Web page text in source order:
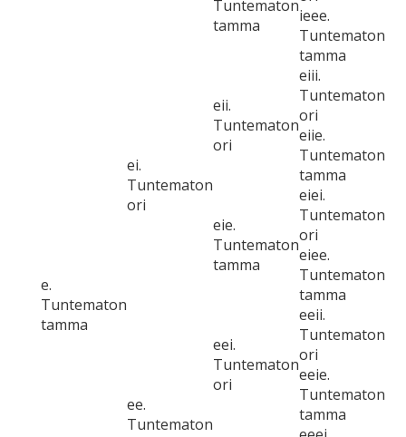
Tuntematon
tamma
ieee.
Tuntematon
tamma
e.
Tuntematon
tamma
ei.
Tuntematon
ori
eii.
Tuntematon
ori
eiii.
Tuntematon
ori
eiie.
Tuntematon
tamma
eie.
Tuntematon
tamma
eiei.
Tuntematon
ori
eiee.
Tuntematon
tamma
ee.
Tuntematon
eei.
Tuntematon
ori
eeii.
Tuntematon
ori
eeie.
Tuntematon
tamma